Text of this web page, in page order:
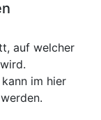
auf welcher
im hier